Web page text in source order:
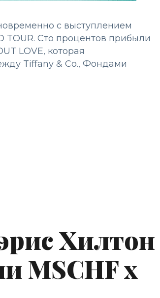
с выступлением
TOUR. Сто процентов прибыли
LOVE, которая
Tiffany & Co., Фондами
Хилтон
MSCHF x